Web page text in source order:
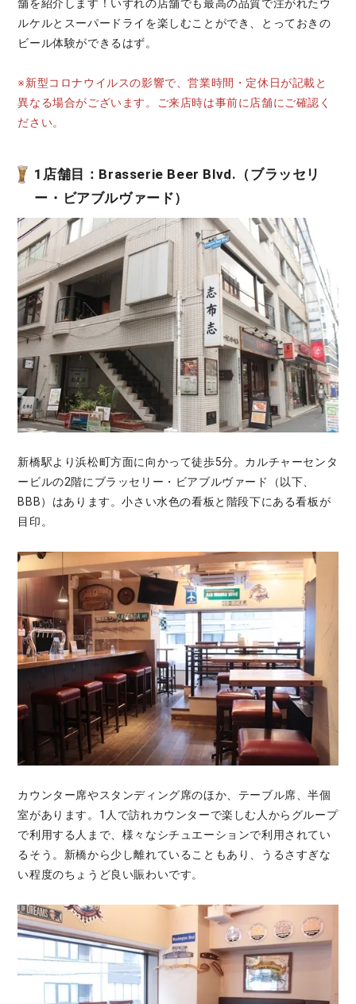
舗を紹介します！いずれの店舗でも最高の品質で注がれたウ
ルケルとスーパードライを楽しむことができ、とっておきの
ビール体験ができるはず。
※新型コロナウイルスの影響で、営業時間・定休日が記載と
異なる場合がございます。ご来店時は事前に店舗にご確認く
ださい。
1店舗目：Brasserie Beer Blvd.（ブラッセリ
ー・ビアブルヴァード）
新橋駅より浜松町方面に向かって徒歩5分。カルチャーセンタ
ービルの2階にブラッセリー・ビアブルヴァード（以下、
BBB）はあります。小さい水色の看板と階段下にある看板が
目印。
カウンター席やスタンディング席のほか、テーブル席、半個
室があります。1人で訪れカウンターで楽しむ人からグループ
で利用する人まで、様々なシチュエーションで利用されてい
るそう。新橋から少し離れていることもあり、うるさすぎな
い程度のちょうど良い賑わいです。